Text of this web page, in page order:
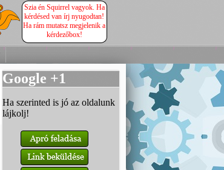
Szia én Squirrel vagyok. Ha
kérdésed van írj nyugodtan!
Ha rám mutatsz megjelenik a
kérdezőbox!
Google +1
Ha szerinted is jó az oldalunk
lájkolj!